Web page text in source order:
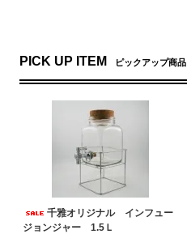
PICK UP ITEM ピックアップ商品
千雅オリジナル インフュー
ジョンジャー 1.5Ｌ